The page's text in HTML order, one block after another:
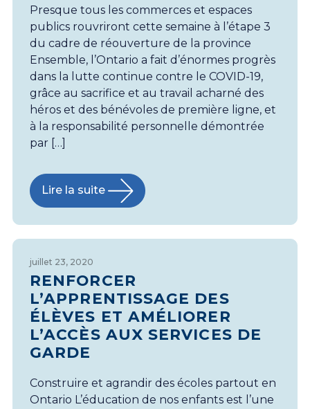
Presque tous les commerces et espaces
publics rouvriront cette semaine à l’étape 3
du cadre de réouverture de la province
Ensemble, l’Ontario a fait d’énormes progrès
dans la lutte continue contre le COVID-19,
grâce au sacrifice et au travail acharné des
héros et des bénévoles de première ligne, et
à la responsabilité personnelle démontrée
par […]
Lire la suite
juillet 23, 2020
RENFORCER
L’APPRENTISSAGE DES
ÉLÈVES ET AMÉLIORER
L’ACCÈS AUX SERVICES DE
GARDE
Construire et agrandir des écoles partout en
Ontario L’éducation de nos enfants est l’une